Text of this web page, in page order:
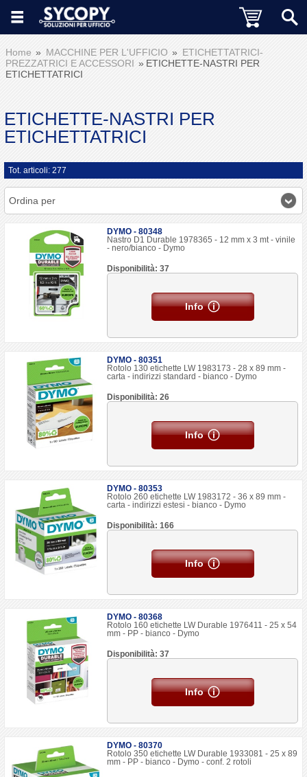
Home MACCHINE PER L'UFFICIO
ETICHETTATRICI-
PREZZATRICI E ACCESSORI
ETICHETTE-NASTRI PER
ETICHETTATRICI
ETICHETTE-NASTRI PER
ETICHETTATRICI
Tot. articoli: 277
Ordina per
DYMO - 80348
Nastro D1 Durable 1978365 - 12 mm x 3 mt - vinile
- nero/bianco - Dymo
Disponibilità: 37
Info
DYMO - 80351
Rotolo 130 etichette LW 1983173 - 28 x 89 mm -
carta - indirizzi standard - bianco - Dymo
Disponibilità: 26
Info
DYMO - 80353
Rotolo 260 etichette LW 1983172 - 36 x 89 mm -
carta - indirizzi estesi - bianco - Dymo
Disponibilità: 166
Info
DYMO - 80368
Rotolo 160 etichette LW Durable 1976411 - 25 x 54
mm - PP - bianco - Dymo
Disponibilità: 37
Info
DYMO - 80370
Rotolo 350 etichette LW Durable 1933081 - 25 x 89
mm - PP - bianco - Dymo - conf. 2 rotoli